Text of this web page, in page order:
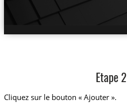
Etape 2
Cliquez sur le bouton « Ajouter ».